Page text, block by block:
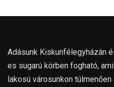
Adásunk Kiskunfélegyházán
es sugarú körben fogható,
lakosú városunkon